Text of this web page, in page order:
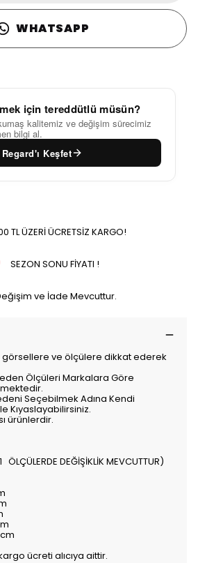
WHATSAPP
için tereddütlü müsün?
kumaş kalitemiz ve değişim sürecimiz
bilgi al.
Regard'ı Keşfet
TL ÜZERİ ÜCRETSİZ KARGO!
SEZON SONU FİYATI !
ve İade Mevcuttur.
görsellere ve ölçülere dikkat ederek
Ölçüleri Markalara Göre
Seçebilmek Adına Kendi
Kıyaslayabilirsiniz.
ürünlerdir.
DEĞİŞİKLİK MEVCUTTUR)
ücreti alıcıya aittir.